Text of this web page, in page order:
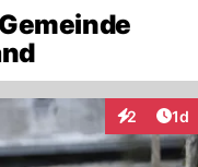
2 1d